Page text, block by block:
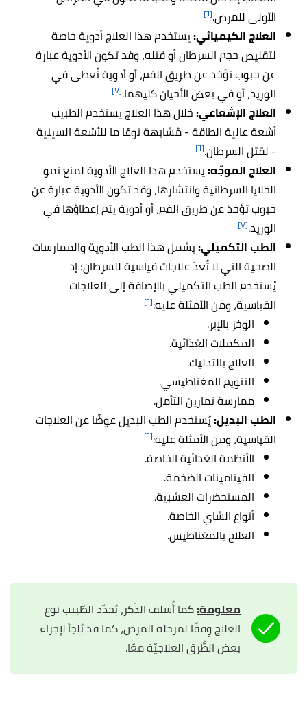
الأولى للمرض.[٦]
العلاج الكيميائي:يستخدم هذا العلاج أدوية خاصة
لتقليص حجم السرطان أو قتله، وقد تكون الأدوية عبارة
عن حبوب تؤخذ عن طريق الفم، أو أدوية تُعطى في
الوريد، أو في بعض الأحيان كليهما.[٧]
العلاج الإشعاعي:خلال هذا العلاج يستخدم الطبيب
أشعة عالية الطاقة - مُشابهة نوعًا ما للأشعة السينية
- لقتل السرطان.[٦]
العلاج الموجّه:يستخدم هذا العلاج الأدوية لمنع نمو
الخلايا السرطانية وانتشارها، وقد تكون الأدوية عبارة عن
حبوب تؤخذ عن طريق الفم، أو أدوية يتم إعطاؤها في
الوريد.[٧]
الطب التكميلي:يشمل هذا الطب الأدوية والممارسات
الصحية التي لا تُعدّ علاجات قياسية للسرطان؛ إذ
يُستخدم الطب التكميلي بالإضافة إلى العلاجات
القياسية، ومن الأمثلة عليه:[٦]
الوخز بالإبر.
المكملات الغذائية.
العلاج بالتدليك.
التنويم المغناطيسي.
ممارسة تمارين التأمل.
الطب البديل:يُستخدم الطب البديل عوضًا عن العلاجات
القياسية، ومن الأمثلة عليه:[٦]
الأنظمة الغذائية الخاصة.
الفيتامينات الضخمة.
المستحضرات العشبية.
أنواع الشاي الخاصة.
العلاج بالمغناطيس.
معلومة:كما أُسلف الذّكر، يُحدّد الطّبيب نوع
العِلاج وِفقًا لمرحلة المرض، كما قد يُلجأ لإجراء
بعض الطُّرق العلاجيّة معًا.